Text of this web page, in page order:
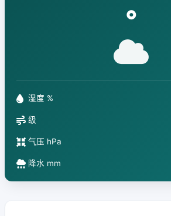
°
湿度 %
级
气压 hPa
降水 mm